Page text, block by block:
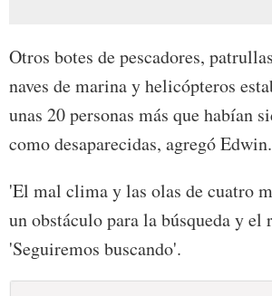
Otros botes de pescadores,
naves de marina y helicópteros
unas 20 personas más que habían
como desaparecidas, agregó Edwin.
'El mal clima y las olas de cuatro
un obstáculo para la búsqueda y el
'Seguiremos buscando'.